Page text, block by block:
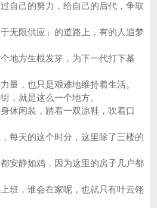
自己的努力，给自己的后代，争取
无限供应」的道路上，有的人追梦
地方生根发芽，为下一代打下基
量，也只是艰难地维持着生活。
就是这么一个地方。
闲装，踏着一双凉鞋，吹着口
每天的这个时分，这里除了三楼的
安静如鸡，因为这里的房子几户都
班，谁会在家呢，也就只有叶云翎